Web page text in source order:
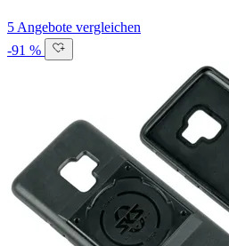
5 Angebote vergleichen
-91 %